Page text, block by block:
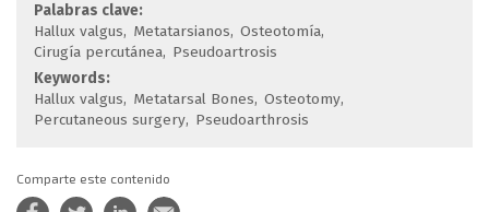
Palabras clave:
Hallux valgus
Metatarsianos Osteotomía
Cirugía percutánea Pseudoartrosis
Keywords:
Hallux valgus
Metatarsal Bones Osteotomy
Percutaneous surgery Pseudoarthrosis
Comparte este contenido